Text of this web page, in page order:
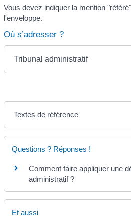
Vous devez indiquer la mention
l'enveloppe.
Où s’adresser ?
Tribunal administratif
Textes de référence
Questions ? Réponses !
Comment faire appliquer une
administratif ?
Et aussi